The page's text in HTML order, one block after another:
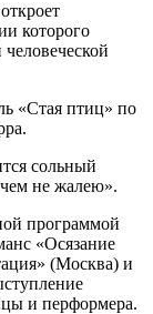
которого
«Стая птиц» по
сольный
не жалею».
программой
«Осязание
(Москва) и
и перформера.